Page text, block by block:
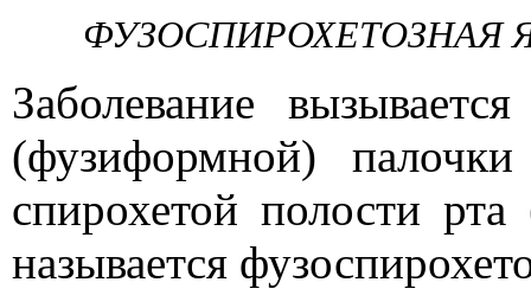
ФУЗОСПИРОХЕТОЗНАЯ
Заболевание
(фузиформной)
спирохетой полости
называется